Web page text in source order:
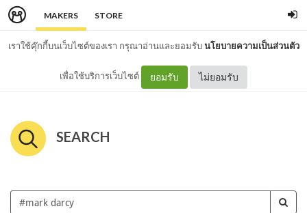
MAKERS STORE
เราใช้คุ๊กกี้บนเว็บไซต์ของเรา กรุณาอ่านและยอมรับนโยบายความเป็นส่วนตัว
เพื่อใช้บริการเว็บไซต์ ยอมรับ ไม่ยอมรับ
SEARCH